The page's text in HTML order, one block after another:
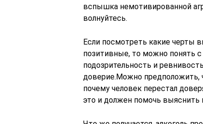
вспышка немотивированной
волнуйтесь.
Если посмотреть какие черты
позитивные, то можно понять
подозрительность и
доверие.Можно предположить,
почему человек перестал
это и должен помочь выяснить